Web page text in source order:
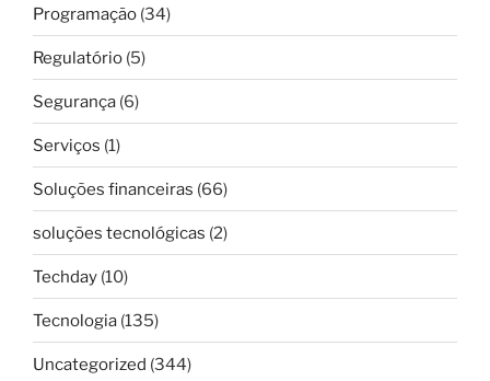
Programação (34)
Regulatório (5)
Segurança (6)
Serviços (1)
Soluções financeiras (66)
soluções tecnológicas (2)
Techday (10)
Tecnologia (135)
Uncategorized (344)